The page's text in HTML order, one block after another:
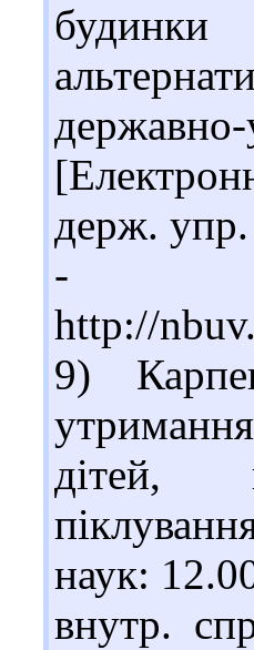
держ.
-
http://
9)
дітей,
наук:
внутр.